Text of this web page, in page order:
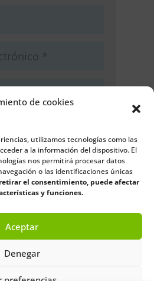
de cookies
utilizamos tecnologías como las
a la información del dispositivo. El
nos permitirá procesar datos
o las identificaciones únicas
el consentimiento, puede afectar
y funciones.
Aceptar
Denegar
correo
en este navegador
vez que comente.
comentario